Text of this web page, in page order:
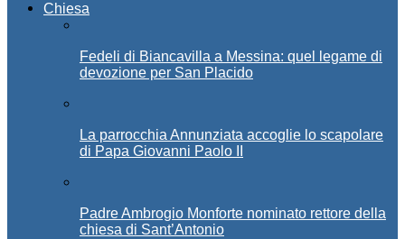
Chiesa
Fedeli di Biancavilla a Messina: quel legame di
devozione per San Placido
La parrocchia Annunziata accoglie lo scapolare
di Papa Giovanni Paolo II
Padre Ambrogio Monforte nominato rettore della
chiesa di Sant’Antonio